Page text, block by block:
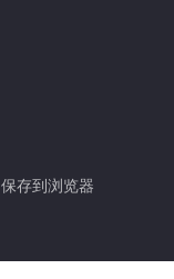
保存到浏览器